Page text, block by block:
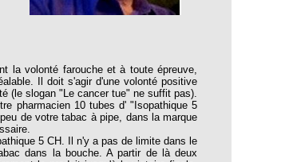
la volonté farouche et à toute épreuve,
Il doit s'agir d'une volonté positive
(le slogan "Le cancer tue" ne suffit pas).
pharmacien 10 tubes d' "Isopathique 5
de votre tabac à pipe, dans la marque
5 CH. Il n'y a pas de limite dans le
dans la bouche. A partir de là deux